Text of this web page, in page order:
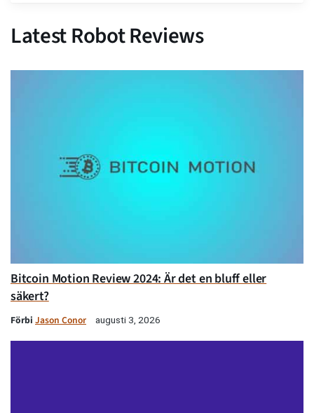
Latest Robot Reviews
Bitcoin Motion Review 2024: Är det en bluff eller
säkert?
Förbi Jason Conor augusti 3, 2026